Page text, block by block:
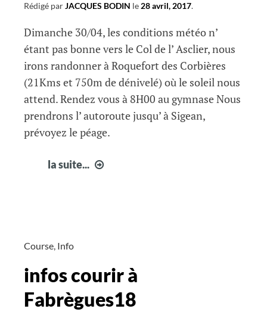
Rédigé parJACQUES BODIN le 28 avril, 2017.
Dimanche 30/04, les conditions météo n’
étant pas bonne vers le Col de l’ Asclier, nous
irons randonner à Roquefort des Corbières
(21Kms et 750m de dénivelé) où le soleil nous
attend. Rendez vous à 8H00 au gymnase Nous
prendrons l’ autoroute jusqu’ à Sigean,
prévoyez le péage.
la suite...
Course, Info
infos courir à
Fabrègues18